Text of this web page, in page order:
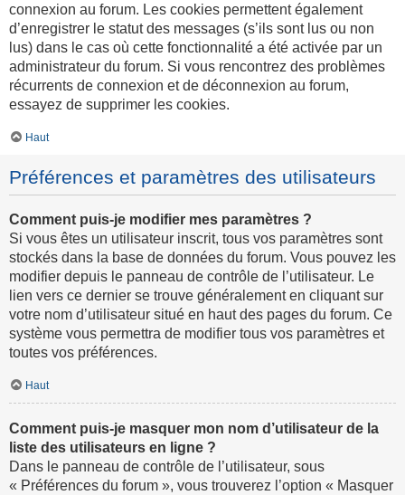
connexion au forum. Les cookies permettent également
d’enregistrer le statut des messages (s’ils sont lus ou non
lus) dans le cas où cette fonctionnalité a été activée par un
administrateur du forum. Si vous rencontrez des problèmes
récurrents de connexion et de déconnexion au forum,
essayez de supprimer les cookies.
Haut
Préférences et paramètres des utilisateurs
Comment puis-je modifier mes paramètres ?
Si vous êtes un utilisateur inscrit, tous vos paramètres sont
stockés dans la base de données du forum. Vous pouvez les
modifier depuis le panneau de contrôle de l’utilisateur. Le
lien vers ce dernier se trouve généralement en cliquant sur
votre nom d’utilisateur situé en haut des pages du forum. Ce
système vous permettra de modifier tous vos paramètres et
toutes vos préférences.
Haut
Comment puis-je masquer mon nom d’utilisateur de la
liste des utilisateurs en ligne ?
Dans le panneau de contrôle de l’utilisateur, sous
« Préférences du forum », vous trouverez l’option « Masquer